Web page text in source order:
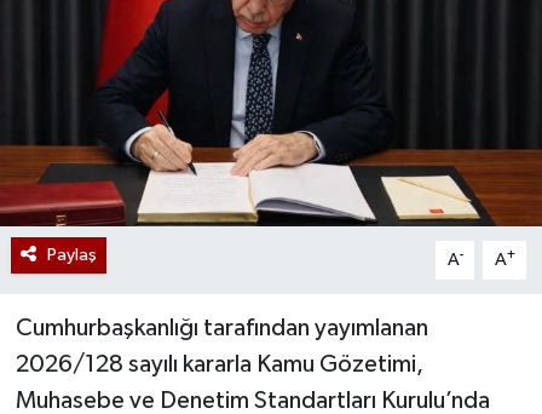
Paylaş A- A+
Cumhurbaşkanlığı tarafından yayımlanan
2026/128 sayılı kararla Kamu Gözetimi,
Muhasebe ve Denetim Standartları Kurulu’nda